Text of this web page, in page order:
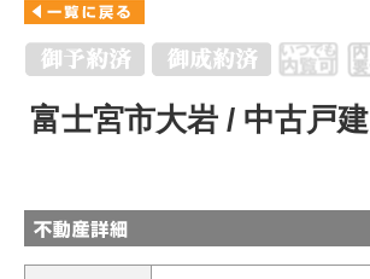
富士宮市大岩 / 中古戸建